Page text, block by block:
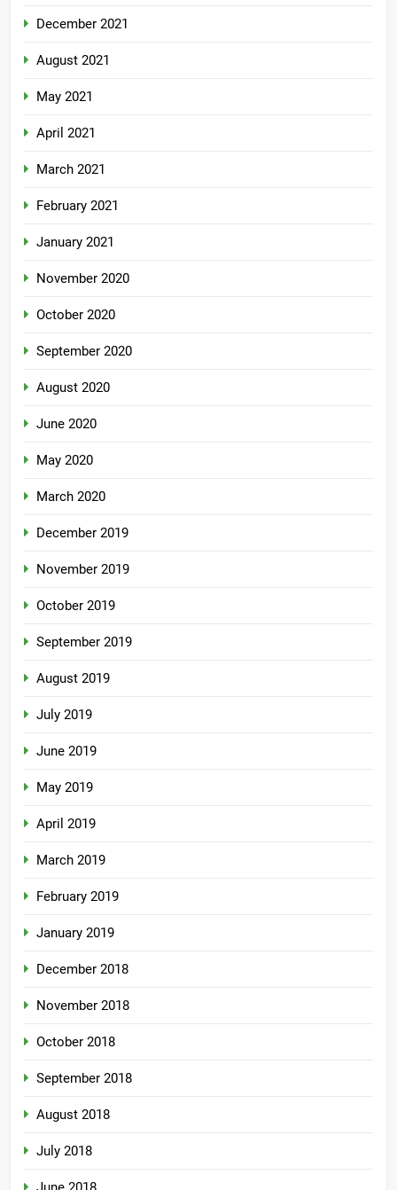
December 2021
August 2021
May 2021
April 2021
March 2021
February 2021
January 2021
November 2020
October 2020
September 2020
August 2020
June 2020
May 2020
March 2020
December 2019
November 2019
October 2019
September 2019
August 2019
July 2019
June 2019
May 2019
April 2019
March 2019
February 2019
January 2019
December 2018
November 2018
October 2018
September 2018
August 2018
July 2018